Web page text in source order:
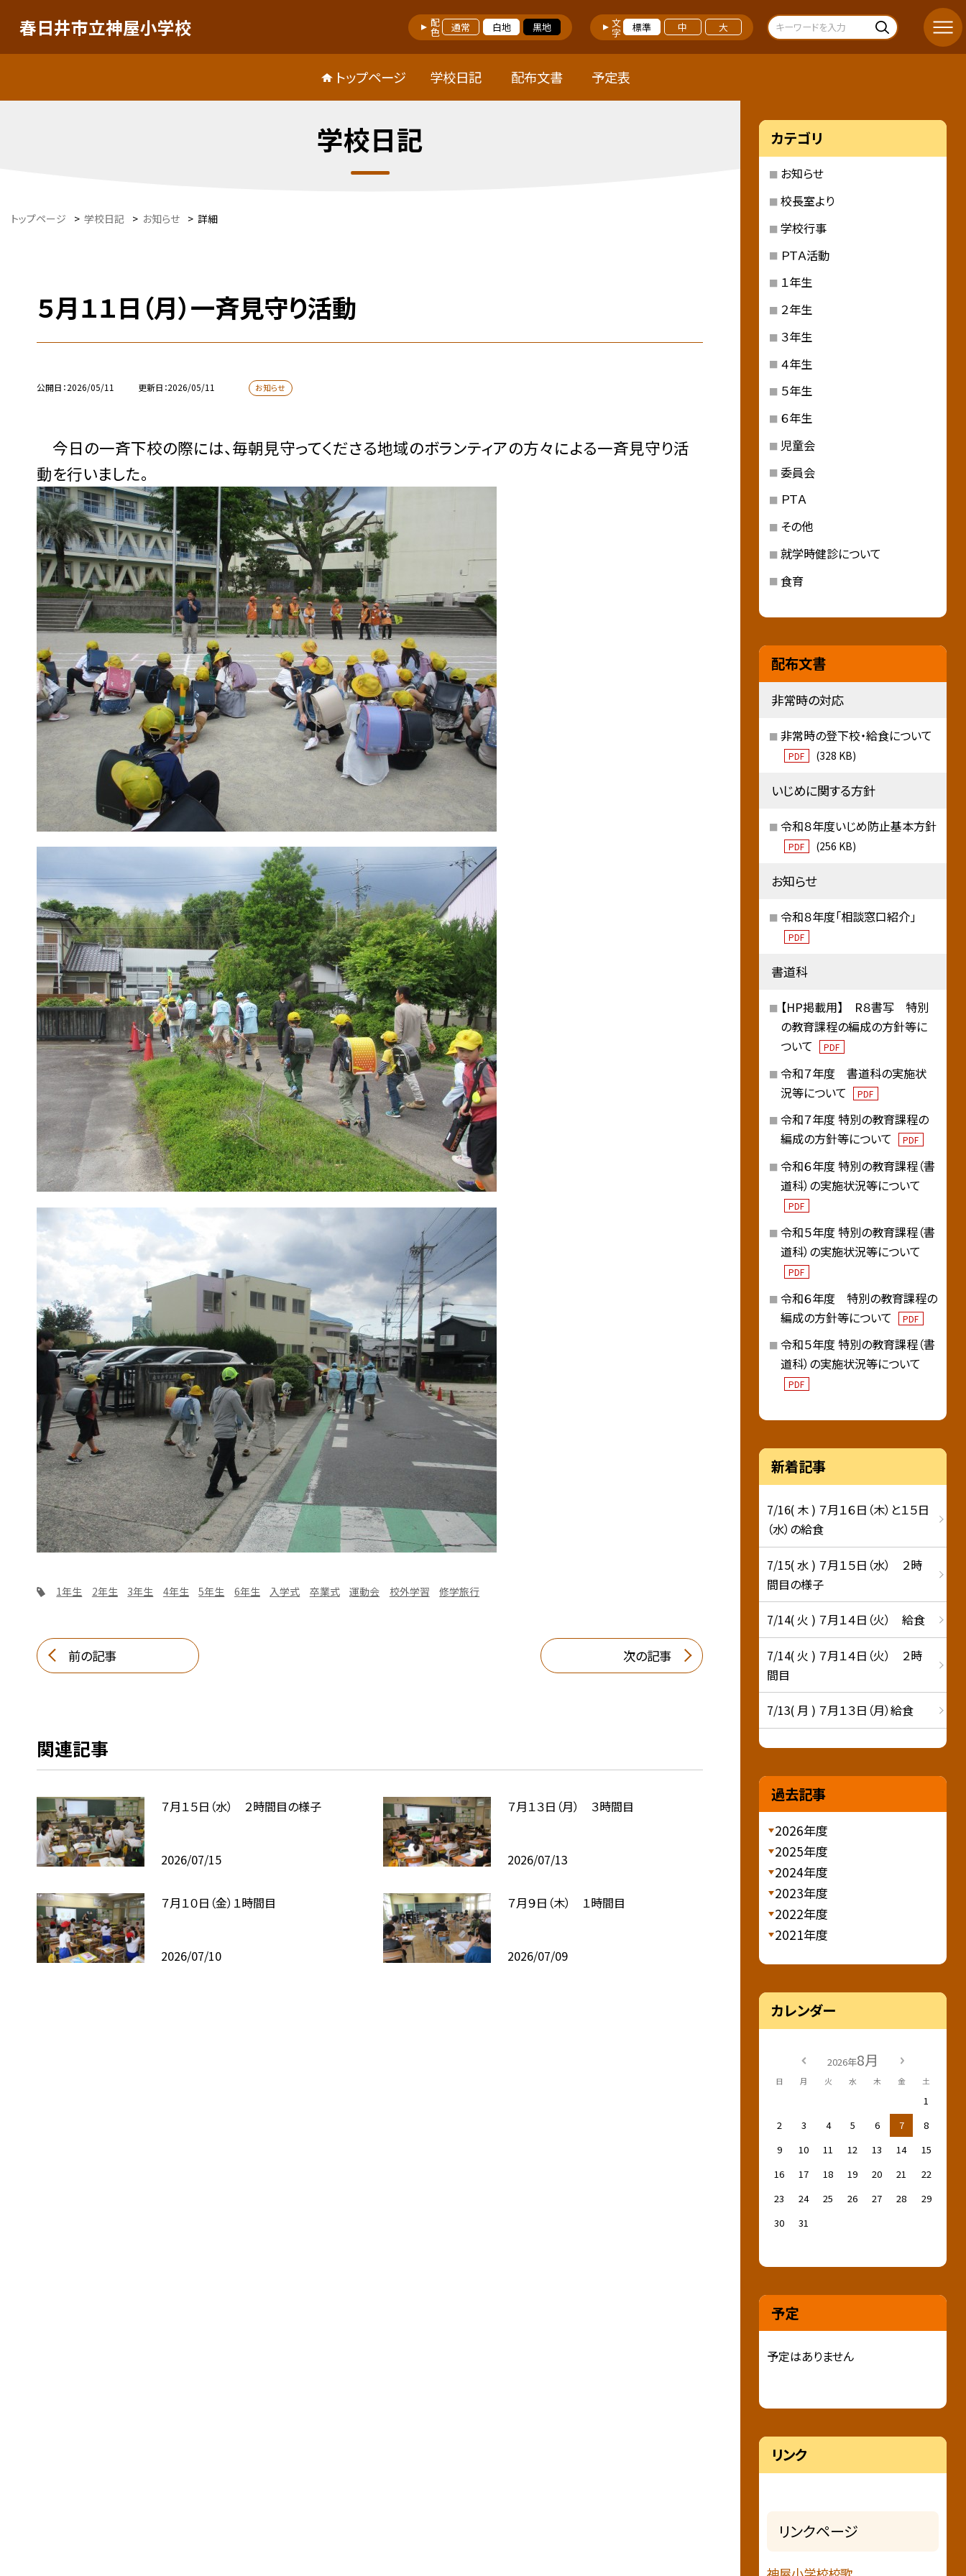
春日井市立神屋小学校 配色 通常 白地 黒地 文字 標準 中 大
トップページ 学校日記 配布文書 予定表
学校日記
トップページ > 学校日記 > お知らせ > 詳細
５月１１日（月）一斉見守り活動
公開日 2026/05/11 更新日 2026/05/11 お知らせ
今日の一斉下校の際には、毎朝見守ってくださる地域のボランティアの方々による一斉見守り活
動を行いました。
1年生 2年生 3年生 4年生 5年生 6年生 入学式 卒業式 運動会 校外学習 修学旅行
前の記事 次の記事
関連記事
７月１５日（水） ２時間目の様子
2026/07/15
７月１３日（月） ３時間目
2026/07/13
７月１０日（金）１時間目
2026/07/10
７月９日（木） １時間目
2026/07/09
カテゴリ
お知らせ
校長室より
学校行事
ＰＴＡ活動
１年生
２年生
３年生
４年生
５年生
６年生
児童会
委員会
ＰＴＡ
その他
就学時健診について
食育
配布文書
非常時の対応
非常時の登下校・給食について
PDF (328 KB)
いじめに関する方針
令和８年度いじめ防止基本方針
PDF (256 KB)
お知らせ
令和８年度「相談窓口紹介」
PDF
書道科
【HP掲載用】 R８書写 特別
の教育課程の編成の方針等に
ついて
PDF
令和７年度 書道科の実施状
況等について
PDF
令和７年度 特別の教育課程の
編成の方針等について
PDF
令和６年度 特別の教育課程（書
道科）の実施状況等について
PDF
令和５年度 特別の教育課程（書
道科）の実施状況等について
PDF
令和６年度 特別の教育課程の
編成の方針等について
PDF
令和５年度 特別の教育課程（書
道科）の実施状況等について
PDF
新着記事
7/16( 木 ) ７月１６日（木）と１５日
（水）の給食
7/15( 水 ) ７月１５日（水） ２時
間目の様子
7/14( 火 ) ７月１４日（火） 給食
7/14( 火 ) ７月１４日（火） ２時
間目
7/13( 月 ) ７月１３日（月）給食
過去記事
2026年度
2025年度
2024年度
2023年度
2022年度
2021年度
カレンダー
2026年8月
日 月 火 水 木 金 土
1
2
3 4 5 6 7
8
9
10 11 12 13 14
15
16
17 18 19 20 21
22
23
24 25 26 27 28
29
30
31
予定
予定はありません
リンク
リンクページ